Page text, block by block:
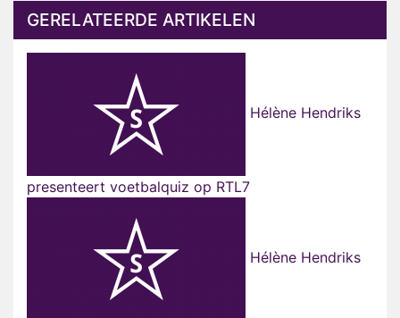
GERELATEERDE ARTIKELEN
Hélène Hendriks
presenteert voetbalquiz op RTL7
Hélène Hendriks